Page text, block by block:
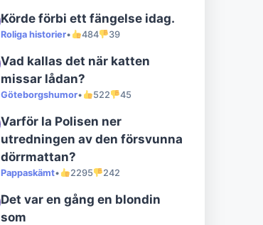
Körde förbi ett fängelse idag.
Roliga historier• 484 39
Vad kallas det när katten
missar lådan?
Göteborgshumor• 522 45
Varför la Polisen ner
utredningen av den försvunna
dörrmattan?
Pappaskämt• 2295 242
Det var en gång en blondin
som